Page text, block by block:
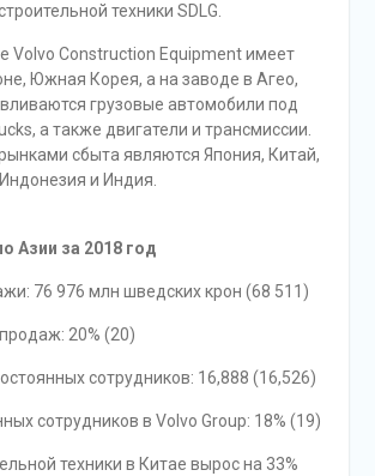
техники SDLG.
Volvo Construction Equipment имеет
Южная Корея, а на заводе в Агео,
грузовые автомобили под
а также двигатели и трансмиссии.
сбыта являются Япония, Китай,
и Индия.
Азии за 2018 год
76 976 млн шведских крон (68 511)
20% (20)
сотрудников: 16,888 (16,526)
сотрудников в Volvo Group: 18% (19)
техники в Китае вырос на 33%